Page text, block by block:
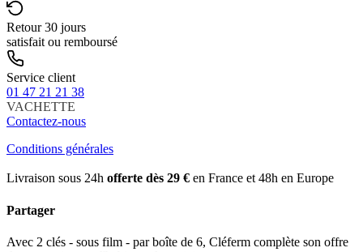
Retour 30 jours
satisfait ou remboursé
Service client
01 47 21 21 38
VACHETTE
Contactez-nous
Conditions générales
Livraison sous 24h offerte dès 29 € en France et 48h en Europe
Partager
Avec 2 clés - sous film - par boîte de 6, Cléferm complète son offre